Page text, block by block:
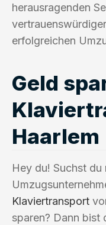
herausragenden
erfolgreichen
Geld
Haarlem
Hey du! Suchst du
Klaviertransport
sparen? Dann bist